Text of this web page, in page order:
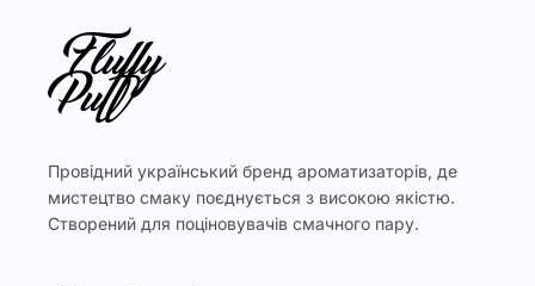
Провідний український бренд ароматизаторів, де
мистецтво смаку поєднується з високою якістю.
Створений для поціновувачів смачного пару.